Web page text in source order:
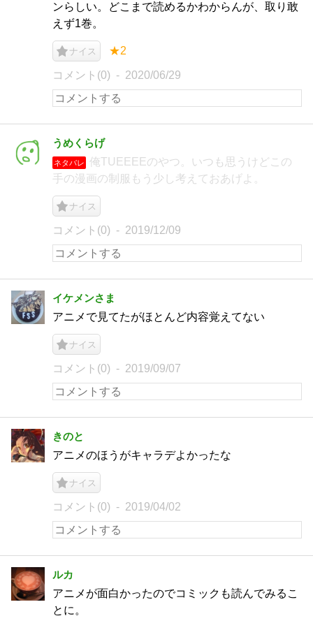
ンらしい。どこまで読めるかわからんが、取り敢
えず1巻。
ナイス ★2
コメント(0) 2020/06/29
うめくらげ
ネタバレ
俺TUEEEEのやつ。いつも思うけどこの
手の漫画の制服もう少し考えておあげよ。
ナイス
コメント(0) 2019/12/09
イケメンさま
アニメで見てたがほとんど内容覚えてない
ナイス
コメント(0) 2019/09/07
きのと
アニメのほうがキャラデよかったな
ナイス
コメント(0) 2019/04/02
ルカ
アニメが面白かったのでコミックも読んでみるこ
とに。